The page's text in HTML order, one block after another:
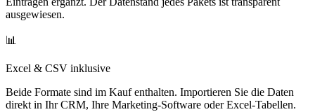
ausgewiesen.
📊
Excel & CSV inklusive
Beide Formate sind im Kauf enthalten. Importieren Sie die Daten
direkt in Ihr CRM, Ihre Marketing-Software oder Excel-Tabellen.